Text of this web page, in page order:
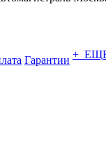
Гарантии +